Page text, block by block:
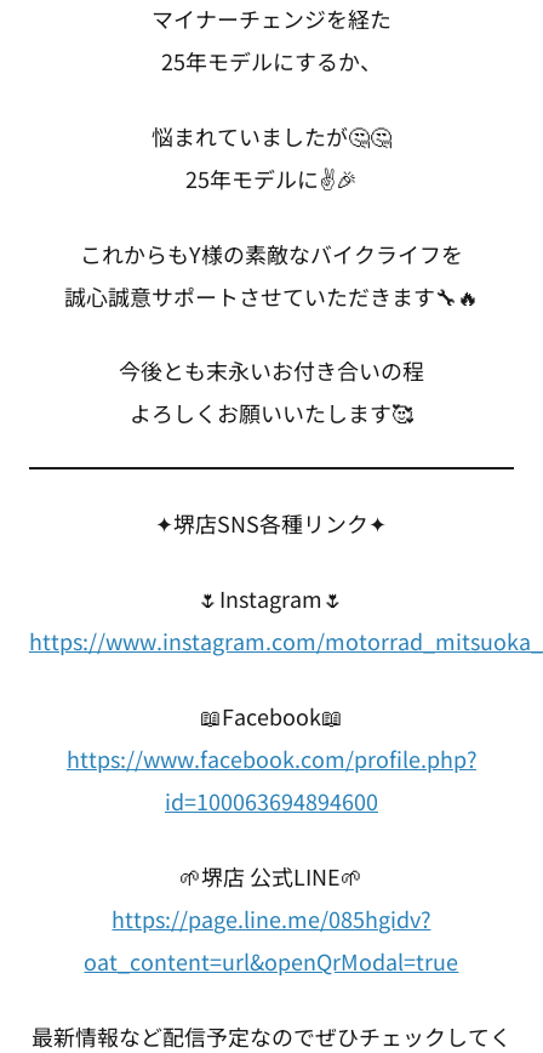
マイナーチェンジを経た
25年モデルにするか、
悩まれていましたが🤔🤔
25年モデルに✌️🎉
これからもY様の素敵なバイクライフを
誠心誠意サポートさせていただきます🔧🔥
今後とも末永いお付き合いの程
よろしくお願いいたします🥰
✦堺店SNS各種リンク✦
🌷Instagram🌷
https://www.instagram.com/
📖Facebook📖
https://www.facebook.com/profile.php?
id=100063694894600
🌱堺店 公式LINE🌱
https://page.line.me/085hgidv?
oat_content=url&openQrModal=true
最新情報など配信予定なのでぜひチェックしてく